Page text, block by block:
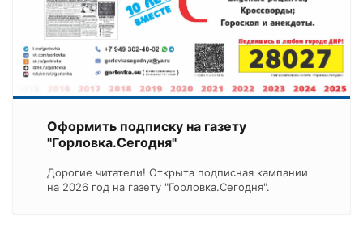
Оформить подписку на газету
"Горловка.Сегодня"
Дорогие читатели! Открыта подписная кампании
на 2026 год на газету "Горловка.Сегодня".